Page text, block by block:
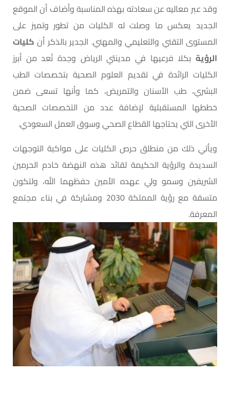
وقد عبر معاليه عن سعادته بهذه المناسبة وأضاف أن الموقع
الجديد يعكس ما وصلت له الكليات من تطور وتميز على
المستوى التقني والتعليمي والمهني. الجدير بالذكر أن كليات
الرؤية بكلا فرعيها في مدينتي الرياض وجدة تُعد من أبرز
الكليات الرائدة في تقديم العلوم الصحية بتخصصات الطب
البشري، طب الأسنان والتمريض، كما وأنها تسعى ضمن
خططها المستقبلية لإضافة عدد من التخصصات الصحية
الأخرى التي يحتاجها القطاع الصحي وسوق العمل السعودي.
ويأتي ذلك من منطلق حرص الكليات على مواكبة التوجهات
السديدة والرؤية الحكيمة لقائد هذه النهضة خادم الحرمين
الشريفين وسمو ولي عهده الأمين حفظهما الله، ولتكون
متسقة مع رؤية المملكة 2030 ومشاركة في بناء مجتمع
المعرفة.